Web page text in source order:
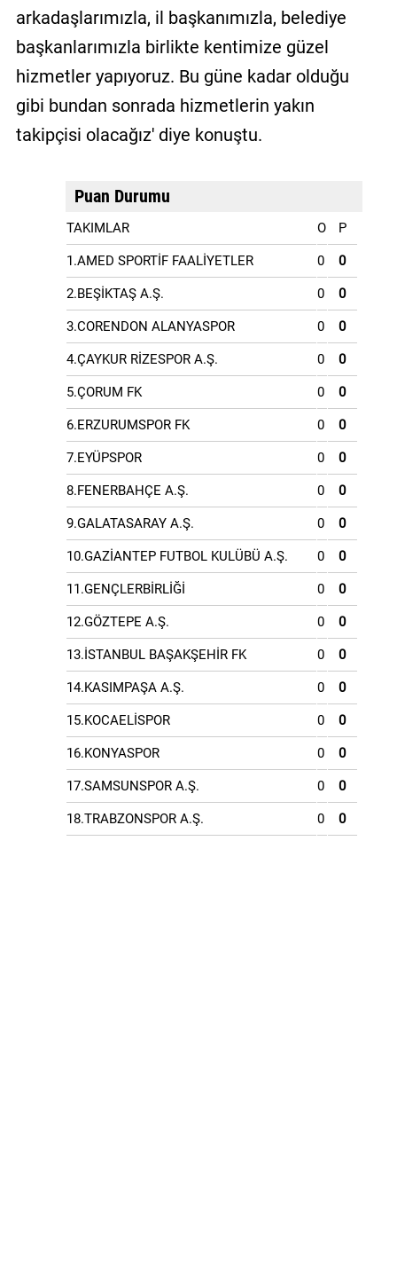
arkadaşlarımızla, il başkanımızla, belediye
başkanlarımızla birlikte kentimize güzel
hizmetler yapıyoruz. Bu güne kadar olduğu
gibi bundan sonrada hizmetlerin yakın
takipçisi olacağız' diye konuştu.
Puan Durumu
TAKIMLAR O P
1.AMED SPORTİF FAALİYETLER 0 0
2.BEŞİKTAŞ A.Ş. 0 0
3.CORENDON ALANYASPOR 0 0
4.ÇAYKUR RİZESPOR A.Ş. 0 0
5.ÇORUM FK 0 0
6.ERZURUMSPOR FK 0 0
7.EYÜPSPOR 0 0
8.FENERBAHÇE A.Ş. 0 0
9.GALATASARAY A.Ş. 0 0
10.GAZİANTEP FUTBOL KULÜBÜ A.Ş. 0 0
11.GENÇLERBİRLİĞİ 0 0
12.GÖZTEPE A.Ş. 0 0
13.İSTANBUL BAŞAKŞEHİR FK 0 0
14.KASIMPAŞA A.Ş. 0 0
15.KOCAELİSPOR 0 0
16.KONYASPOR 0 0
17.SAMSUNSPOR A.Ş. 0 0
18.TRABZONSPOR A.Ş. 0 0